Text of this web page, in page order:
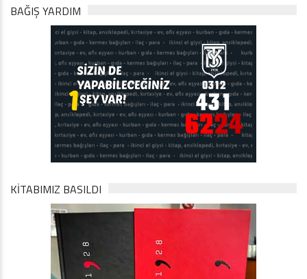
BAĞIŞ YARDIM
KİTABIMIZ BASILDI